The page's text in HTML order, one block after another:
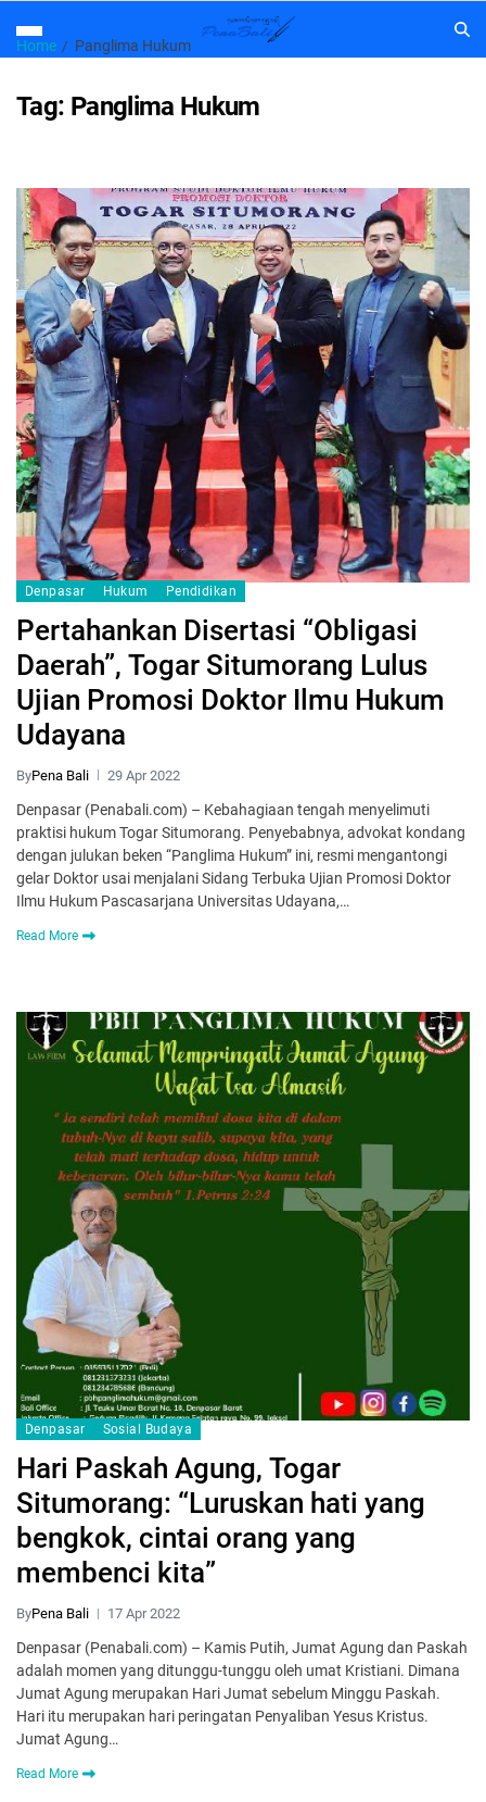
Home Panglima Hukum
Tag: Panglima Hukum
Denpasar Hukum Pendidikan
Pertahankan Disertasi “Obligasi
Daerah”, Togar Situmorang Lulus
Ujian Promosi Doktor Ilmu Hukum
Udayana
ByPena Bali 29 Apr 2022
Denpasar (Penabali.com) – Kebahagiaan tengah menyelimuti
praktisi hukum Togar Situmorang. Penyebabnya, advokat kondang
dengan julukan beken “Panglima Hukum” ini, resmi mengantongi
gelar Doktor usai menjalani Sidang Terbuka Ujian Promosi Doktor
Ilmu Hukum Pascasarjana Universitas Udayana,…
Read More
Denpasar Sosial Budaya
Hari Paskah Agung, Togar
Situmorang: “Luruskan hati yang
bengkok, cintai orang yang
membenci kita”
ByPena Bali 17 Apr 2022
Denpasar (Penabali.com) – Kamis Putih, Jumat Agung dan Paskah
adalah momen yang ditunggu-tunggu oleh umat Kristiani. Dimana
Jumat Agung merupakan Hari Jumat sebelum Minggu Paskah.
Hari itu merupakan hari peringatan Penyaliban Yesus Kristus.
Jumat Agung…
Read More